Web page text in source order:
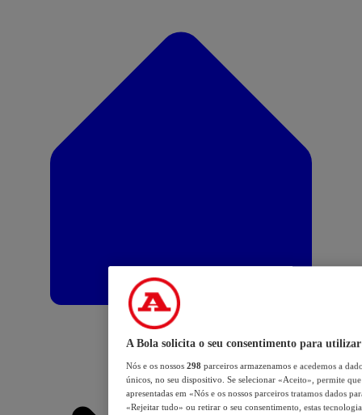
A Bola solicita o seu consentimento para utilizar
Nós e os nossos 298 parceiros armazenamos e acedemos a
únicos, no seu dispositivo. Se selecionar «Aceito», permite
apresentadas em «Nós e os nossos parceiros tratamos dados
«Rejeitar tudo» ou retirar o seu consentimento, estas